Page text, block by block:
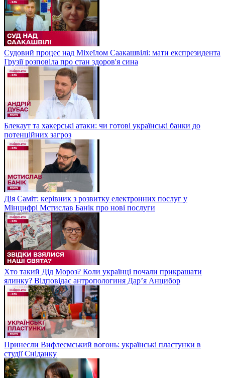
Судовий процес над Міхеїлом Саакашвілі: мати експрезидента
Грузії розповіла про стан здоров'я сина
Блекаут та хакерські атаки: чи готові українські банки до
потенційних загроз
Дія Саміт: керівник з розвитку електронних послуг у
Мінцифрі Мстислав Банік про нові послуги
Хто такий Дід Мороз? Коли українці почали прикрашати
ялинку? Відповідає антропологиня Дарʼя Анцибор
Принесли Вифлеємський вогонь: українські пластунки в
студії Сніданку